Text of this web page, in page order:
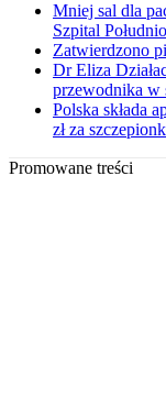
Mniej sal dla
Szpital
Zatwierdzono
Dr Eliza
przewodnika w
Polska składa
zł za
Promowane treści